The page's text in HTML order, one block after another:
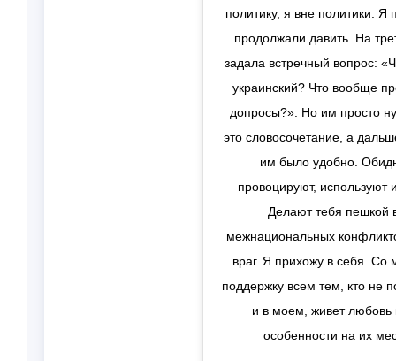
политику, я вне политики. Я
продолжали давить. На
задала встречный вопрос:
украинский? Что вообще
допросы?». Но им просто
это словосочетание, а
им было удобно.
провоцируют, используют
Делают тебя пешкой
межнациональных
враг. Я прихожу в себя. Со
поддержку всем тем, кто не
и в моем, живет
особенности на их